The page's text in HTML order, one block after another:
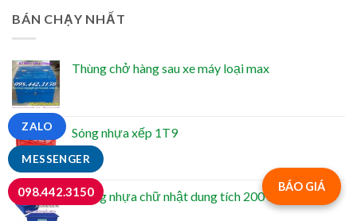
BÁN CHẠY NHẤT
Thùng chở hàng sau xe máy loại max
Sóng nhựa xếp 1T9
Thùng nhựa chữ nhật dung tích 200 lít
BÁO GIÁ
MESSENGER
ZALO
098.442.3150